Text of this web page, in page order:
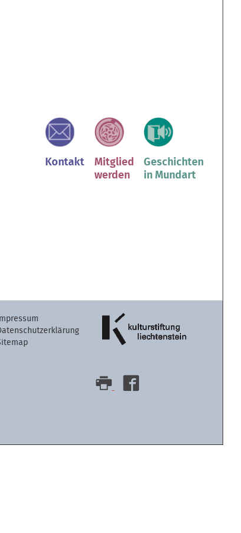
Kontakt
Mitglied
werden
Geschichten
in Mundart
Impressum